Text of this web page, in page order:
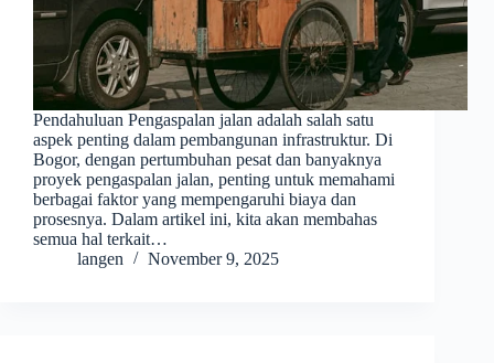
Pendahuluan Pengaspalan jalan adalah salah satu
aspek penting dalam pembangunan infrastruktur. Di
Bogor, dengan pertumbuhan pesat dan banyaknya
proyek pengaspalan jalan, penting untuk memahami
berbagai faktor yang mempengaruhi biaya dan
prosesnya. Dalam artikel ini, kita akan membahas
semua hal terkait…
langen
November 9, 2025